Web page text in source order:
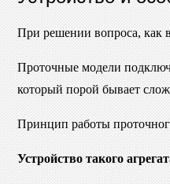
При решении вопроса, как
Проточные модели
который порой бывает
Принцип работы
Устройство такого